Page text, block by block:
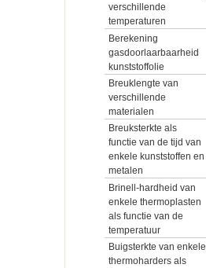
verschillende
temperaturen
Berekening
gasdoorlaarbaarheid
kunststoffolie
Breuklengte van
verschillende
materialen
Breuksterkte als
functie van de tijd van
enkele kunststoffen en
metalen
Brinell-hardheid van
enkele thermoplasten
als functie van de
temperatuur
Buigsterkte van enkele
thermoharders als